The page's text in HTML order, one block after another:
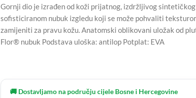
Gornji dio je izrađen od koži prijatnog, izdržljivog
sofisticiranom nubuk izgledu koji se može pohvaliti
zamijeniti za pravu kožu. Anatomski oblikovani uložak od
Flor® nubuk Podstava uloška: antilop Potplat: EVA
🚚 Dostavljamo na području cijele Bosne i Hercegovine